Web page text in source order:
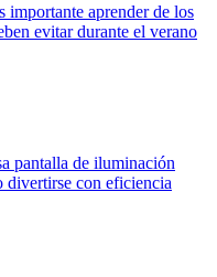
importante aprender de los
evitar durante el verano
pantalla de iluminación
divertirse con eficiencia